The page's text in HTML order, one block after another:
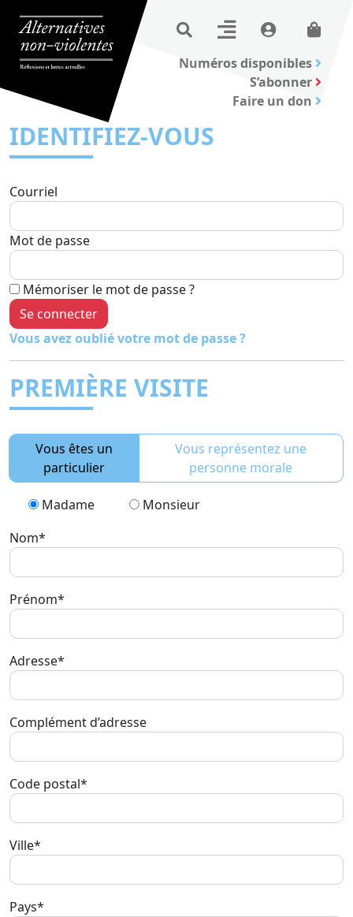
Numéros disponibles
S’abonner
Faire un don
IDENTIFIEZ-VOUS
Courriel
Mot de passe
Mémoriser le mot de passe ?
Vous avez oublié votre mot de passe ?
PREMIÈRE VISITE
Vous êtes un
particulier
Vous représentez une
personne morale
Madame
Monsieur
Nom*
Prénom*
Adresse*
Complément d’adresse
Code postal*
Ville*
Pays*